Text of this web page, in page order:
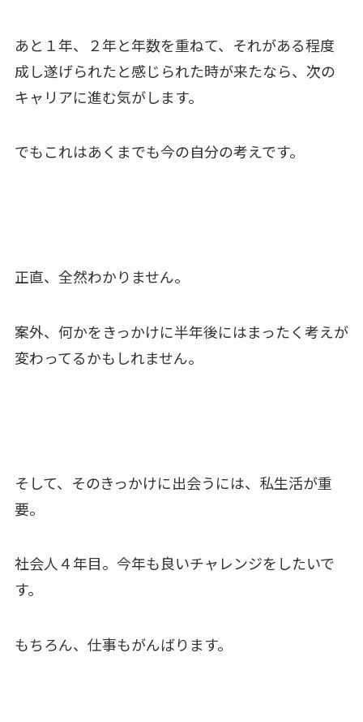
あと１年、２年と年数を重ねて、それがある程度
成し遂げられたと感じられた時が来たなら、次の
キャリアに進む気がします。
でもこれはあくまでも今の自分の考えです。
正直、全然わかりません。
案外、何かをきっかけに半年後にはまったく考えが
変わってるかもしれません。
そして、そのきっかけに出会うには、私生活が重
要。
社会人４年目。今年も良いチャレンジをしたいで
す。
もちろん、仕事もがんばります。